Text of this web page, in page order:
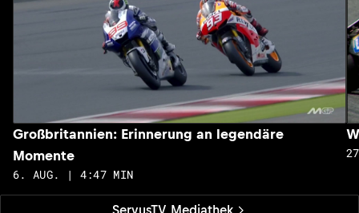
ServusTV Mediathek
Großbritannien: Erinnerung an legendäre
Momente
6. AUG. | 4:47 MIN